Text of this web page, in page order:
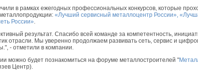
в рамках ежегодных профессиональных конкурсов, которые
«Лучший сервисный металлоцентр России»,
России».
результат. Спасибо всей команде за компетентность,
отрасли. Мы уверенно продолжаем развивать сеть, сервис и
- отметили в компании.
можно будет познакомиться на форуме металлостроителей "
Центр).